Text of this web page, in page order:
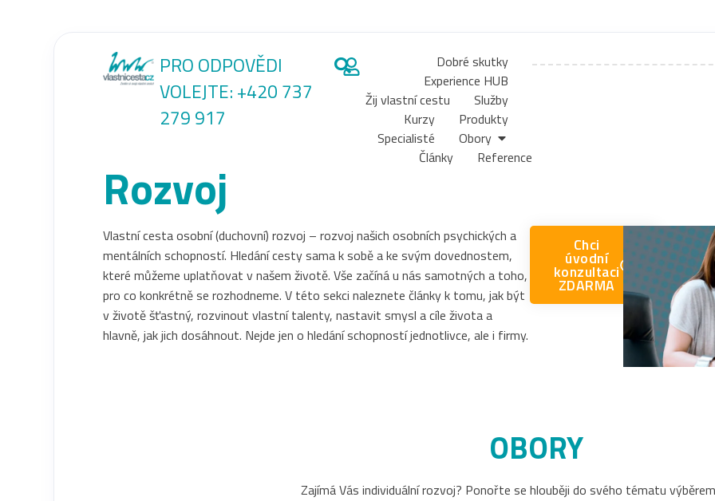
PRO ODPOVĚDI
VOLEJTE: +420 737
279 917
Dobré skutky
Experience HUB
Žij vlastní cestu
Služby
Kurzy
Produkty
Specialisté
Obory
Články
Reference
Rozvoj
Vlastní cesta osobní (duchovní) rozvoj – rozvoj našich osobních psychických a
mentálních schopností. Hledání cesty sama k sobě a ke svým dovednostem,
které můžeme uplatňovat v našem životě. Vše začíná u nás samotných a toho,
pro co konkrétně se rozhodneme. V této sekci naleznete články k tomu, jak být
v životě šťastný, rozvinout vlastní talenty, nastavit smysl a cíle života a
hlavně, jak jich dosáhnout. Nejde jen o hledání schopností jednotlivce, ale i firmy.
Chci
úvodní
konzultaci
ZDARMA
OBORY
Zajímá Vás individuální rozvoj? Ponořte se hlouběji do svého tématu